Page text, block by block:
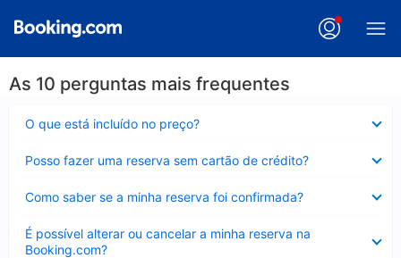
As 10 perguntas mais frequentes
O que está incluído no preço?
Posso fazer uma reserva sem cartão de crédito?
Como saber se a minha reserva foi confirmada?
É possível alterar ou cancelar a minha reserva na
Booking.com?
Contraído